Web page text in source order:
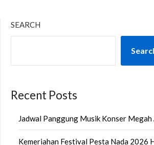
SEARCH
Recent Posts
Jadwal Panggung Musik Konser
Kemeriahan Festival Pesta Nada 2026